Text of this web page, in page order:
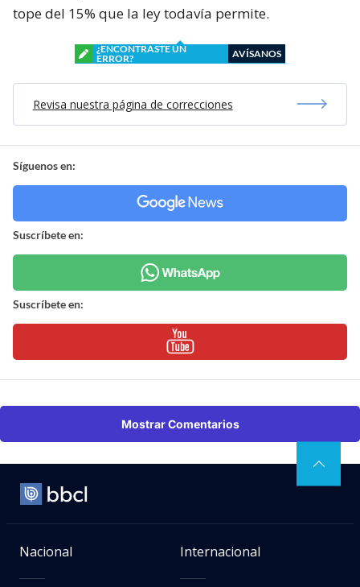
tope del 15% que la ley todavía permite.
¿ENCONTRASTE UN
ERROR?
AVÍSANOS
Revisa nuestra página de correcciones
Síguenos en:
Suscríbete en:
Suscríbete en:
Mostrar Comentarios
Nacional Internacional